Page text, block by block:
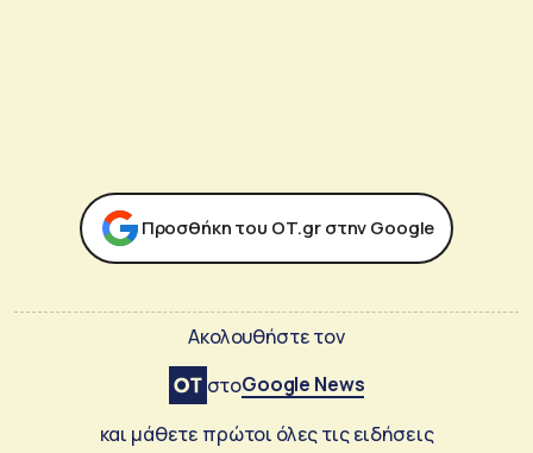
Προσθήκη του ΟΤ.gr στην Google
Ακολουθήστε τον
στοGoogle News
και μάθετε πρώτοι όλες τις ειδήσεις